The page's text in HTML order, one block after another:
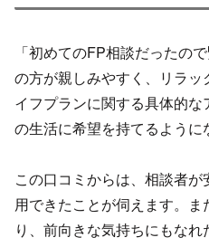
「初めてのFP相談だったの
の方が親しみやすく、リラ
イフプランに関する具体的
の生活に希望を持てるように
この口コミからは、相談者
用できたことが伺えます。
り、前向きな気持ちにもなれ